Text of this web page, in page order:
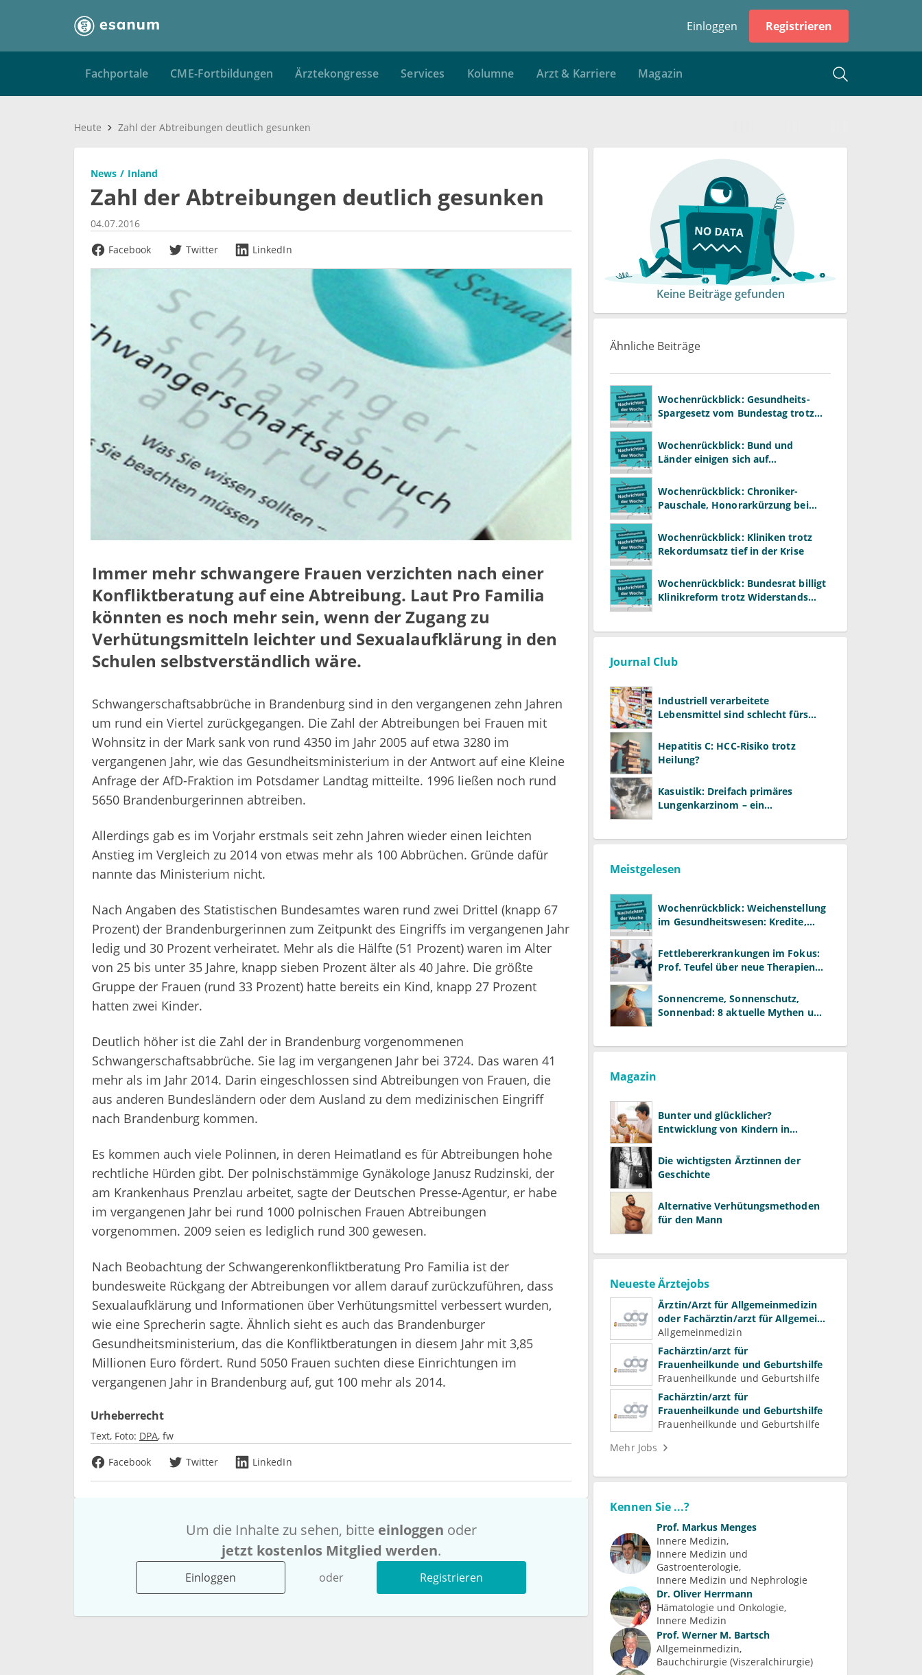
Einloggen Registrieren
Fachportale CME-Fortbildungen Ärztekongresse Services Kolumne Arzt & Karriere Magazin
Heute Zahl der Abtreibungen deutlich gesunken
News Inland
Zahl der Abtreibungen deutlich gesunken
04.07.2016
Facebook
Twitter LinkedIn
Immer mehr schwangere Frauen verzichten nach einer
Konfliktberatung auf eine Abtreibung. Laut Pro Familia
könnten es noch mehr sein, wenn der Zugang zu
Verhütungsmitteln leichter und Sexualaufklärung in den
Schulen selbstverständlich wäre.
Schwangerschaftsabbrüche in Brandenburg sind in den vergangenen zehn Jahren
um rund ein Viertel zurückgegangen. Die Zahl der Abtreibungen bei Frauen mit
Wohnsitz in der Mark sank von rund 4350 im Jahr 2005 auf etwa 3280 im
vergangenen Jahr, wie das Gesundheitsministerium in der Antwort auf eine Kleine
Anfrage der AfD-Fraktion im Potsdamer Landtag mitteilte. 1996 ließen noch rund
5650 Brandenburgerinnen abtreiben.
Allerdings gab es im Vorjahr erstmals seit zehn Jahren wieder einen leichten
Anstieg im Vergleich zu 2014 von etwas mehr als 100 Abbrüchen. Gründe dafür
nannte das Ministerium nicht.
Nach Angaben des Statistischen Bundesamtes waren rund zwei Drittel (knapp 67
Prozent) der Brandenburgerinnen zum Zeitpunkt des Eingriffs im vergangenen Jahr
ledig und 30 Prozent verheiratet. Mehr als die Hälfte (51 Prozent) waren im Alter
von 25 bis unter 35 Jahre, knapp sieben Prozent älter als 40 Jahre. Die größte
Gruppe der Frauen (rund 33 Prozent) hatte bereits ein Kind, knapp 27 Prozent
hatten zwei Kinder.
Deutlich höher ist die Zahl der in Brandenburg vorgenommenen
Schwangerschaftsabbrüche. Sie lag im vergangenen Jahr bei 3724. Das waren 41
mehr als im Jahr 2014. Darin eingeschlossen sind Abtreibungen von Frauen, die
aus anderen Bundesländern oder dem Ausland zu dem medizinischen Eingriff
nach Brandenburg kommen.
Es kommen auch viele Polinnen, in deren Heimatland es für Abtreibungen hohe
rechtliche Hürden gibt. Der polnischstämmige Gynäkologe Janusz Rudzinski, der
am Krankenhaus Prenzlau arbeitet, sagte der Deutschen Presse-Agentur, er habe
im vergangenen Jahr bei rund 1000 polnischen Frauen Abtreibungen
vorgenommen. 2009 seien es lediglich rund 300 gewesen.
Nach Beobachtung der Schwangerenkonfliktberatung Pro Familia ist der
bundesweite Rückgang der Abtreibungen vor allem darauf zurückzuführen, dass
Sexualaufklärung und Informationen über Verhütungsmittel verbessert wurden,
wie eine Sprecherin sagte. Ähnlich sieht es auch das Brandenburger
Gesundheitsministerium, das die Konfliktberatungen in diesem Jahr mit 3,85
Millionen Euro fördert. Rund 5050 Frauen suchten diese Einrichtungen im
vergangenen Jahr in Brandenburg auf, gut 100 mehr als 2014.
Urheberrecht
Text, Foto: DPA fw
Facebook
Twitter LinkedIn
Um die Inhalte zu sehen, bitte einloggen oder
jetzt kostenlos Mitglied werden.
Einloggen oder Registrieren
Keine Beiträge gefunden
Ähnliche Beiträge
Wochenrückblick: Gesundheits-
Spargesetz vom Bundestag trotz
Wochenrückblick: Bund und
Länder einigen sich auf
Krankenhausreform
Wochenrückblick: Chroniker-
Pauschale, Honorarkürzung bei
Wochenrückblick: Kliniken trotz
Rekordumsatz tief in der Krise
Wochenrückblick: Bundesrat billigt
Klinikreform trotz Widerstands
Journal Club
Industriell verarbeitete
Lebensmittel sind schlecht fürs
Hepatitis C: HCC-Risiko trotz
Heilung?
Kasuistik: Dreifach primäres
Lungenkarzinom – ein
Meistgelesen
Wochenrückblick: Weichenstellung
im Gesundheitswesen: Kredite,
Fettlebererkrankungen im Fokus:
Prof. Teufel über neue Therapien
Sonnencreme, Sonnenschutz,
Sonnenbad: 8 aktuelle Mythen und
Magazin
Bunter und glücklicher?
Entwicklung von Kindern in
Die wichtigsten Ärztinnen der
Geschichte
Alternative Verhütungsmethoden
für den Mann
Neueste Ärztejobs
Ärztin/Arzt für Allgemeinmedizin
oder Fachärztin/arzt für Allgemein-
und Familienmedizin für
Psychiatrie und
Psychotherapeutische Medizin
Allgemeinmedizin
Fachärztin/arzt für
Frauenheilkunde und Geburtshilfe
Frauenheilkunde und Geburtshilfe
Fachärztin/arzt für
Frauenheilkunde und Geburtshilfe
Frauenheilkunde und Geburtshilfe
Mehr Jobs
Kennen Sie ...?
Prof. Markus Menges
Innere Medizin
Innere Medizin und
Gastroenterologie
Innere Medizin und Nephrologie
Dr. Oliver Herrmann
Hämatologie und Onkologie
Innere Medizin
Prof. Werner M. Bartsch
Allgemeinmedizin
Bauchchirurgie (Viszeralchirurgie)